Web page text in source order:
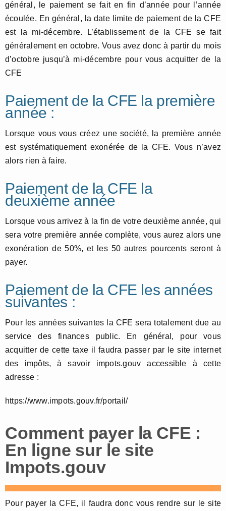
général, le paiement se fait en fin d’année pour l’année
écoulée. En général, la date limite de paiement de la CFE
est la mi-décembre. L’établissement de la CFE se fait
généralement en octobre. Vous avez donc à partir du mois
d’octobre jusqu’à mi-décembre pour vous acquitter de la
CFE
Paiement de la CFE la première
année :
Lorsque vous vous créez une société, la première année
est systématiquement exonérée de la CFE. Vous n’avez
alors rien à faire.
Paiement de la CFE la
deuxième année
Lorsque vous arrivez à la fin de votre deuxième année, qui
sera votre première année complète, vous aurez alors une
exonération de 50%, et les 50 autres pourcents seront à
payer.
Paiement de la CFE les années
suivantes :
Pour les années suivantes la CFE sera totalement due au
service des finances public. En général, pour vous
acquitter de cette taxe il faudra passer par le site internet
des impôts, à savoir impots.gouv accessible à cette
adresse :
https://www.impots.gouv.fr/portail/
Comment payer la CFE :
En ligne sur le site
Impots.gouv
Pour payer la CFE, il faudra donc vous rendre sur le site